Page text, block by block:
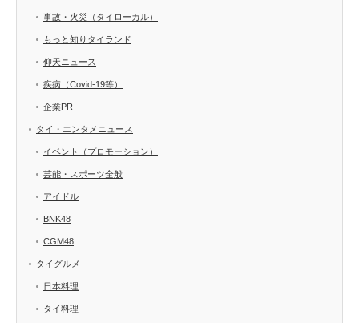
事故・火災（タイローカル）
もっと知りタイランド
仰天ニュース
疾病（Covid-19等）
企業PR
タイ・エンタメニュース
イベント（プロモーション）
芸能・スポーツ全般
アイドル
BNK48
CGM48
タイグルメ
日本料理
タイ料理